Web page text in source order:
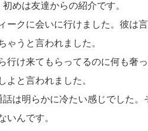
めは友達からの紹介です。
ークに会いに行けました。彼は
ゃうと言われました。
行け来てもらってるのに何も奢
よと言われました。
は明らかに冷たい感じでした。
いんです。